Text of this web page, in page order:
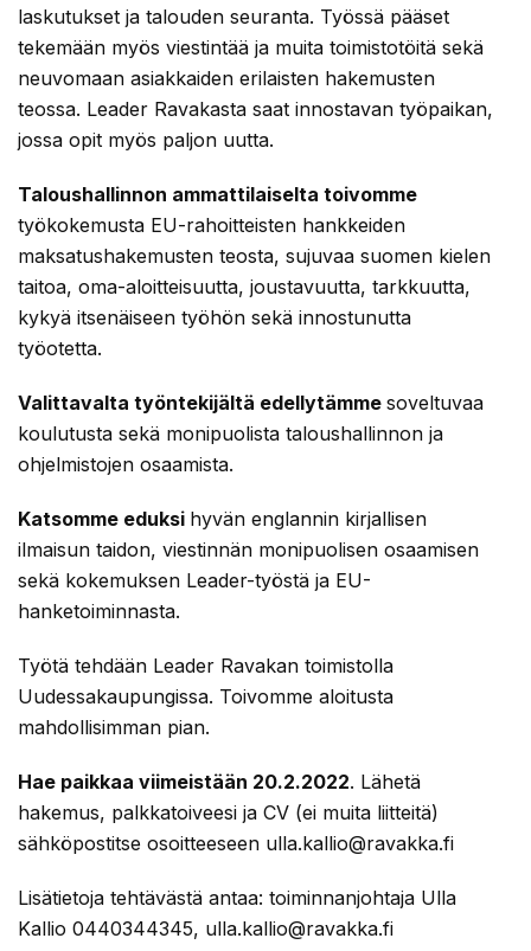
laskutukset ja talouden seuranta. Työssä pääset
tekemään myös viestintää ja muita toimistotöitä sekä
neuvomaan asiakkaiden erilaisten hakemusten
teossa. Leader Ravakasta saat innostavan työpaikan,
jossa opit myös paljon uutta.
Taloushallinnon ammattilaiselta toivomme
työkokemusta EU-rahoitteisten hankkeiden
maksatushakemusten teosta, sujuvaa suomen kielen
taitoa, oma-aloitteisuutta, joustavuutta, tarkkuutta,
kykyä itsenäiseen työhön sekä innostunutta
työotetta.
Valittavalta työntekijältä edellytämme soveltuvaa
koulutusta sekä monipuolista taloushallinnon ja
ohjelmistojen osaamista.
Katsomme eduksi hyvän englannin kirjallisen
ilmaisun taidon, viestinnän monipuolisen osaamisen
sekä kokemuksen Leader-työstä ja EU-
hanketoiminnasta.
Työtä tehdään Leader Ravakan toimistolla
Uudessakaupungissa. Toivomme aloitusta
mahdollisimman pian.
Hae paikkaa viimeistään 20.2.2022. Lähetä
hakemus, palkkatoiveesi ja CV (ei muita liitteitä)
sähköpostitse osoitteeseen ulla.kallio@ravakka.fi
Lisätietoja tehtävästä antaa: toiminnanjohtaja Ulla
Kallio 0440344345, ulla.kallio@ravakka.fi